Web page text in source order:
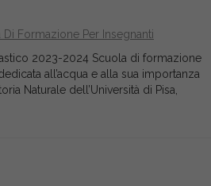
Di Formazione Per Insegnanti
2023-2024 Scuola di formazione
all’acqua e alla sua importanza
Naturale dell’Università di Pisa,